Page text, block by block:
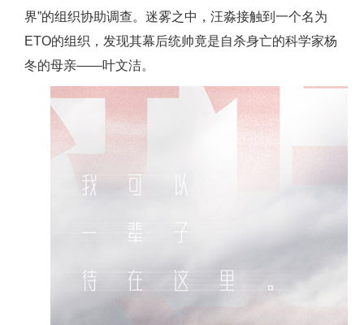
界”的组织协助调查。迷雾之中，汪淼接触到一个名为
ETO的组织，发现其幕后统帅竟是自杀身亡的科学家杨
冬的母亲——叶文洁。